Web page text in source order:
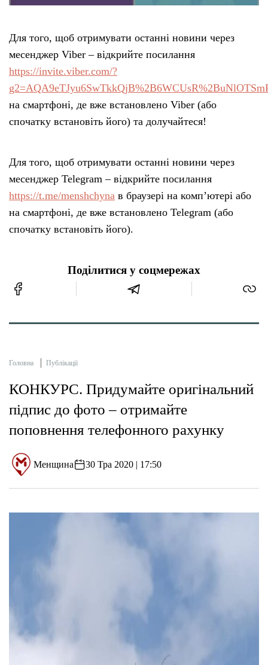
Для того, щоб отримувати останні новини через
месенджер Viber – відкрийте посилання
https://invite.viber.com/?
на смартфоні, де вже встановлено Viber (або
спочатку встановіть його) та долучайтеся!
Для того, щоб отримувати останні новини через
месенджер Telegram – відкрийте посилання
https://t.me/menshchyna в браузері на комп’ютері або
на смартфоні, де вже встановлено Telegram (або
спочатку встановіть його).
Поділитися у соцмережах
Головна Публікації
КОНКУРС. Придумайте оригінальний
підпис до фото – отримайте
поповнення телефонного рахунку
Менщина 30 Тра 2020 | 17:50